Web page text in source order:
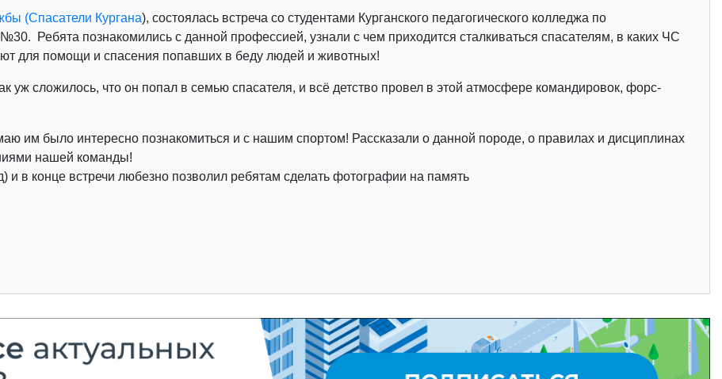
(Спасатели Кургана), состоялась встреча со студентами Курганского педагогического колледжа по
Ребята познакомились с данной профессией, узнали с чем приходится сталкиваться спасателям, в каких ЧС
для помощи и спасения попавших в беду людей и животных!
уж сложилось, что он попал в семью спасателя, и всё детство провел в этой атмосфере командировок, форс-
им было интересно познакомиться и с нашим спортом! Рассказали о данной породе, о правилах и дисциплинах
нашей команды!
в конце встречи любезно позволил ребятам сделать фотографии на память